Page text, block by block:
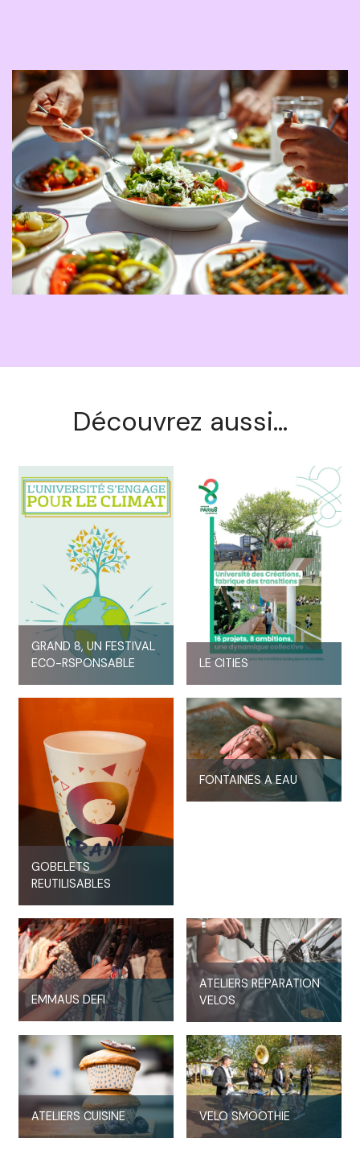
Découvrez aussi...
GRAND 8, UN FESTIVAL
ECO-RSPONSABLE
LE CITIES
GOBELETS
REUTILISABLES
FONTAINES A EAU
EMMAUS DEFI
ATELIERS REPARATION
VELOS
ATELIERS CUISINE VELO SMOOTHIE